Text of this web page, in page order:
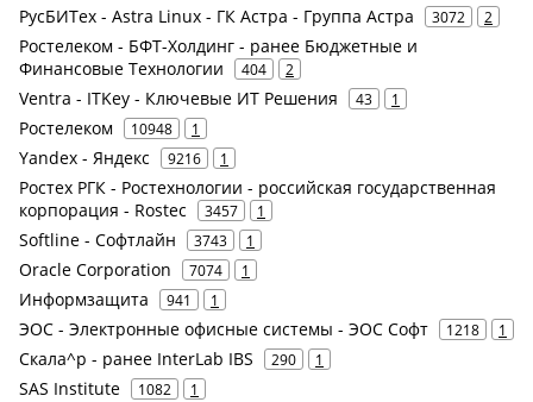
РусБИТех - Astra Linux - ГК Астра - Группа Астра 3072 2
Ростелеком - БФТ-Холдинг - ранее Бюджетные и
Финансовые Технологии
404 2
Ventra - ITKey - Ключевые ИТ Решения 43 1
Ростелеком 10948 1
Yandex - Яндекс 9216 1
Ростех РГК - Ростехнологии - российская государственная
корпорация - Rostec
3457 1
Softline - Софтлайн 3743 1
Oracle Corporation 7074 1
Информзащита 941 1
ЭОС - Электронные офисные системы - ЭОС Софт 1218 1
Скала^р - ранее InterLab IBS 290 1
SAS Institute 1082 1